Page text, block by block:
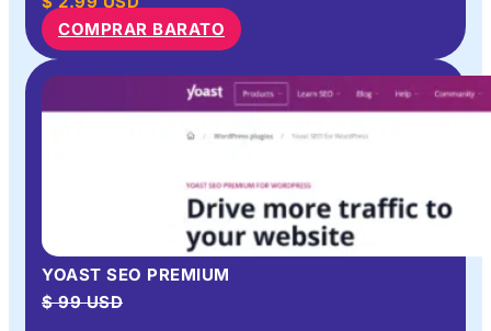
COMPRAR BARATO
YOAST SEO PREMIUM
$ 99 USD